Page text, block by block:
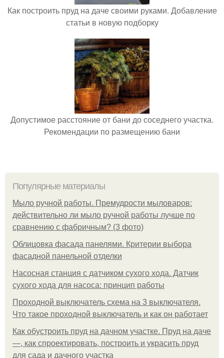
Как построить пруд на даче своими руками. Добавление
статьи в новую подборку
Допустимое расстояние от бани до соседнего участка.
Рекомендации по размещению бани
Популярные материалы
Мыло ручной работы. Премудрости мыловаров:
действительно ли мыло ручной работы лучше по
сравнению с фабричным? (3 фото)
Облицовка фасада панелями. Критерии выбора
фасадной панельной отделки
Насосная станция с датчиком сухого хода. Датчик
сухого хода для насоса: принцип работы
Проходной выключатель схема на 3 выключателя.
Что такое проходной выключатель и как он работает
Как обустроить пруд на дачном участке. Пруд на даче
—, как спроектировать, построить и украсить пруд
для сада и дачного участка